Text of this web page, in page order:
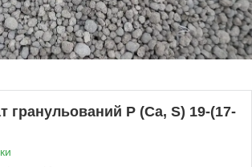
P (Ca, S) 19-(17-